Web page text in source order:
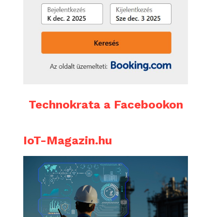
Technokrata a Facebookon
IoT-Magazin.hu